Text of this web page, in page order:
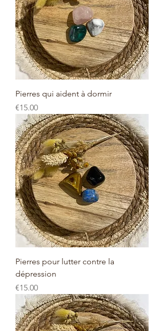
Pierres qui aident à dormir
Price
€15.00
Pierres pour lutter contre la
dépression
Price
€15.00